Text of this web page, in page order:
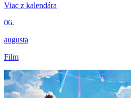
Viac z kalendára
06.
augusta
Film